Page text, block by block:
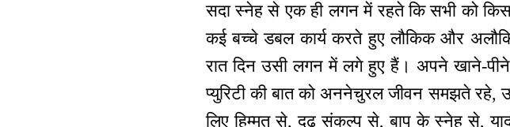
सदा स्नेह से एक ही लगन में रहते कि सभी को
कई बच्चे डबल कार्य करते हुए लौकिक और
रात दिन उसी लगन में लगे हुए हैं। अपने खाने-
प्युरिटी की बात को अननेचुरल जीवन समझते रहे,
लिए हिम्मत से, दृढ़ संकल्प से, बाप के स्नेह से, याद